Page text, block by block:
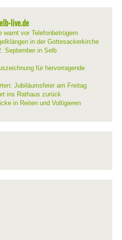
live.de
warnt vor Telefonbetrügern
in der Gottesackerkirche
September in Selb
für hervorragende
Jubiläumsfeier am Freitag
ins Rathaus zurück
in Reiten und Voltigieren